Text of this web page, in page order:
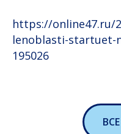
https://online47.ru/
lenoblasti-startuet-
195026